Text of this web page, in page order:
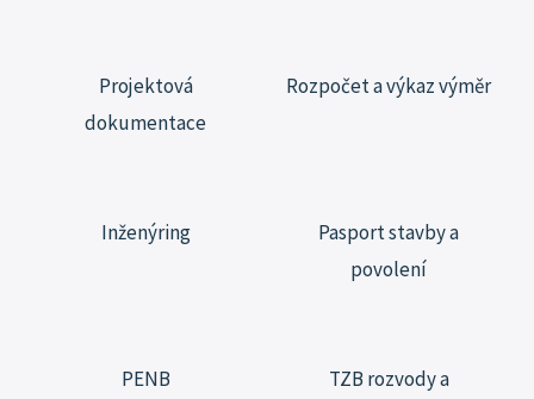
Projektová
dokumentace
Rozpočet a výkaz výměr
Inženýring
Pasport stavby a
povolení
PENB
TZB rozvody a